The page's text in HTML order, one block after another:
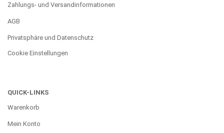
Zahlungs- und Versandinformationen
AGB
Privatsphäre und Datenschutz
Cookie Einstellungen
QUICK-LINKS
Warenkorb
Mein Konto